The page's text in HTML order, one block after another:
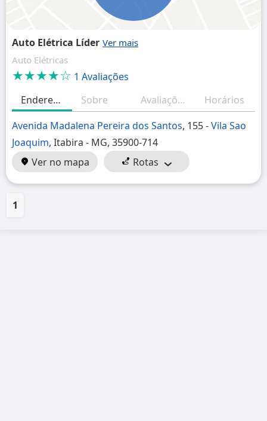
Auto Elétrica Líder
Auto Elétricas
★★★★☆ 1 Avaliações
Endereço
Sobre Avaliações
Horários
Avenida Madalena Pereira dos Santos, 155 -Vila Sao
Joaquim, Itabira - MG, 35900-714
Ver no mapa
Rotas
1